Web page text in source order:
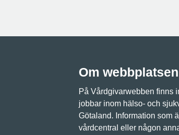
Om webbplatsen
På Vårdgivarwebben finns
jobbar inom hälso- och
Götaland. Information som
vårdcentral eller någon